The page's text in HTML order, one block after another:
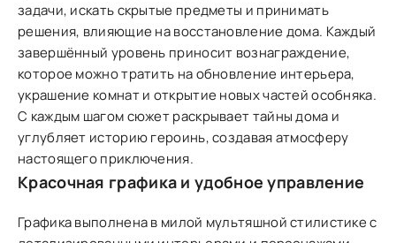
задачи, искать скрытые предметы и принимать
решения, влияющие на восстановление дома. Каждый
завершённый уровень приносит вознаграждение,
которое можно тратить на обновление интерьера,
украшение комнат и открытие новых частей особняка.
С каждым шагом сюжет раскрывает тайны дома и
углубляет историю героинь, создавая атмосферу
настоящего приключения.
Красочная графика и удобное управление
Графика выполнена в милой мультяшной стилистике с